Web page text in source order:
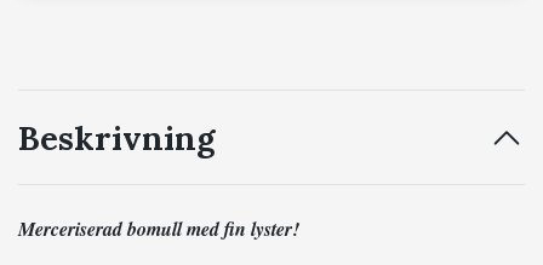
Beskrivning
Merceriserad bomull med fin lyster!